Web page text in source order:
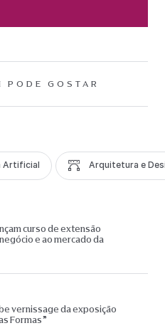
PODE GOSTAR
Artificial Arquitetura e
curso de extensão
e ao mercado da
vernissage da exposição
Formas”